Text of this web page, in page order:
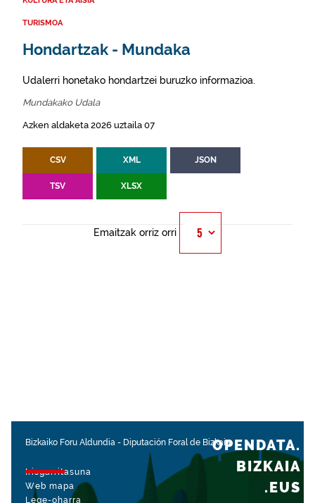
TURISMOA
Hondartzak - Mundaka
Udalerri honetako hondartzei buruzko informazioa.
Mundakako Udala
Azken aldaketa 2026 uztaila 07
CSV XML JSON
TSV XLSX
Emaitzak orriz orri
Bizkaiko Foru Aldundia - Diputación Foral de Bizkaia
Irisgarritasuna
Web mapa
Lege-oharra
OPENDATA.
BIZKAIA
.EUS